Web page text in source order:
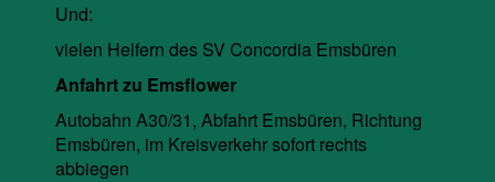
Und:
vielen Helfern des SV Concordia Emsbüren
Anfahrt zu Emsflower
Autobahn A30/31, Abfahrt Emsbüren, Richtung
Emsbüren, im Kreisverkehr sofort rechts
abbiegen